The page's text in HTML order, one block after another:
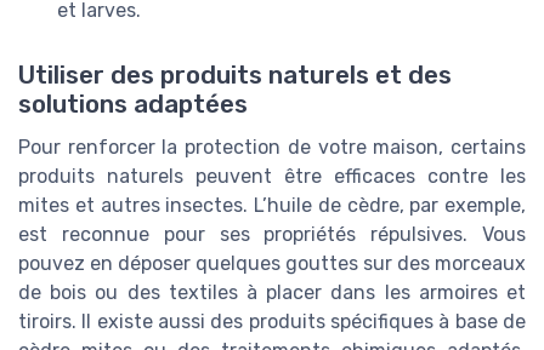
et larves.
Utiliser des produits naturels et des
solutions adaptées
Pour renforcer la protection de votre maison, certains
produits naturels peuvent être efficaces contre les
mites et autres insectes. L’huile de cèdre, par exemple,
est reconnue pour ses propriétés répulsives. Vous
pouvez en déposer quelques gouttes sur des morceaux
de bois ou des textiles à placer dans les armoires et
tiroirs. Il existe aussi des produits spécifiques à base de